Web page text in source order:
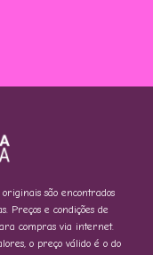
são encontrados
Preços e condições de
compras via internet.
o preço válido é o do